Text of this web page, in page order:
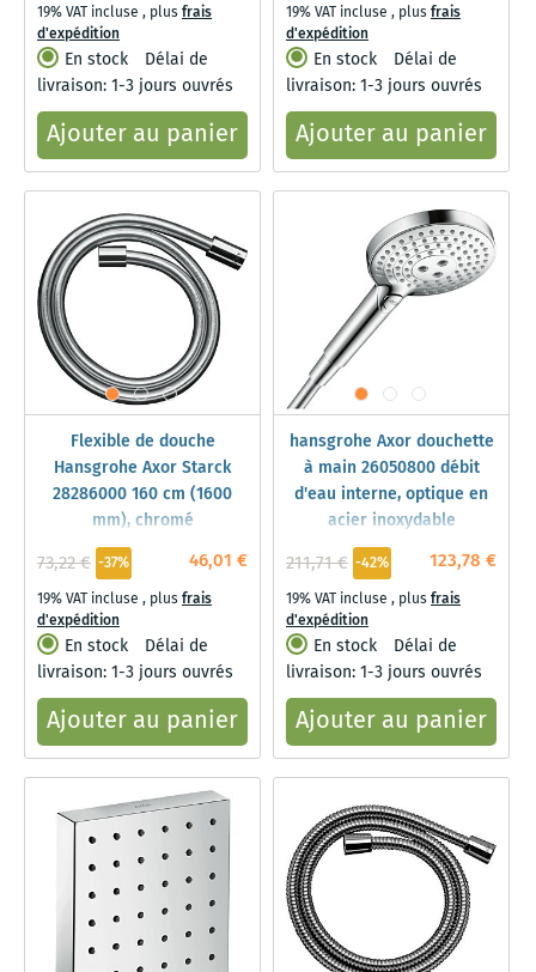
19% VAT incluse , plusfrais
d'expédition
En stock
Délai de
livraison: 1-3 jours ouvrés
Ajouter au panier
19% VAT incluse , plusfrais
d'expédition
En stock
Délai de
livraison: 1-3 jours ouvrés
Ajouter au panier
Flexible de douche
Hansgrohe Axor Starck
28286000 160 cm (1600
mm), chromé
46,01 €
73,22 € -37%
19% VAT incluse , plusfrais
d'expédition
En stock
Délai de
livraison: 1-3 jours ouvrés
Ajouter au panier
hansgrohe Axor douchette
à main 26050800 débit
d'eau interne, optique en
acier inoxydable
123,78 €
211,71 € -42%
19% VAT incluse , plusfrais
d'expédition
En stock
Délai de
livraison: 1-3 jours ouvrés
Ajouter au panier